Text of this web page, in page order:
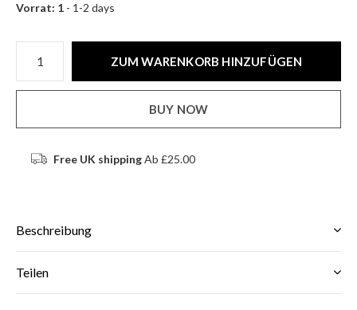
Vorrat: 1 - 1-2 days
ZUM WARENKORB HINZUFÜGEN
BUY NOW
Free UK shippingAb £25.00
Beschreibung
Teilen